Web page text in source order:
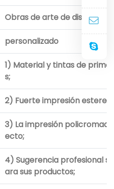
Obras de arte de diseño
personalizado
1) Material y tintas de
s;
2) Fuerte impresión
3) La impresión
ecto;
4) Sugerencia profesional
ara sus productos;